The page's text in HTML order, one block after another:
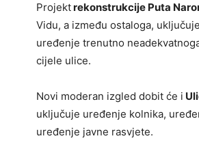
Projektrekonstrukcije Puta
Vidu, a između ostaloga,
uređenje trenutno
cijele ulice.
Novi moderan izgled dobit će i
uključuje uređenje kolnika,
uređenje javne rasvjete.